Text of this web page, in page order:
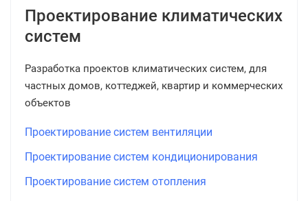
Проектирование климатических
систем
Разработка проектов климатических систем, для
частных домов, коттеджей, квартир и коммерческих
объектов
Проектирование систем вентиляции
Проектирование систем кондиционирования
Проектирование систем отопления